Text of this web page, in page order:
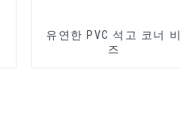
유연한 PVC 석고 코너 비
즈